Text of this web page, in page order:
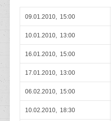
09.01.2010, 15:00
10.01.2010, 13:00
16.01.2010, 15:00
17.01.2010, 13:00
06.02.2010, 15:00
10.02.2010, 18:30